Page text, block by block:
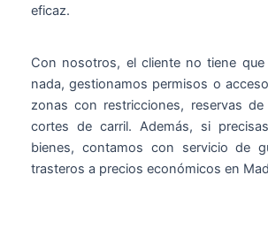
eficaz.
Con nosotros, el cliente no tiene que
nada, gestionamos permisos o
zonas con restricciones, reservas
cortes de carril. Además, si
bienes, contamos con servicio de
trasteros a precios económicos en